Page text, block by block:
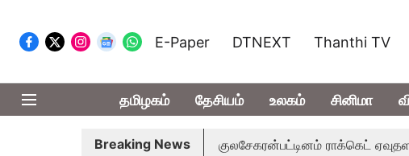
E-Paper DTNEXT Thanthi TV
தமிழகம் தேசியம் உலகம் சினிமா
Breaking News
தமிழக சட்டசபை கூடியது குலசேகரன்பட்டினம் ராக்கெட் ஏவுதளம்